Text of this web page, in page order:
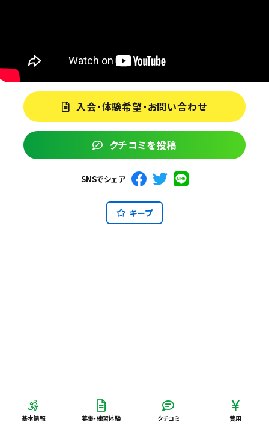
入会・体験希望・お問い合わせ
クチコミを投稿
SNSでシェア
キープ
基本情報 募集・練習体験 クチコミ 費用